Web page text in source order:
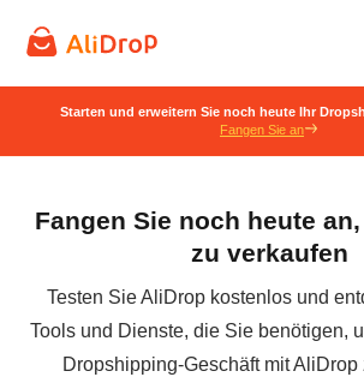
Starten und erweitern Sie noch heute Ihr
Fangen Sie an
Fangen Sie noch heute
zu verkaufen
Testen Sie AliDrop kostenlos und
Tools und Dienste, die Sie benötigen,
Dropshipping-Geschäft mit AliDrop